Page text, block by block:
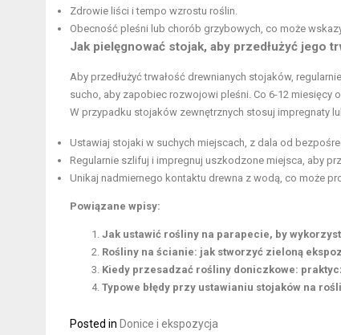
Zdrowie liści i tempo wzrostu roślin.
Obecność pleśni lub chorób grzybowych, co może
Jak pielęgnować stojak, aby przedłużyć jego
Aby przedłużyć trwałość drewnianych stojaków,
sucho, aby zapobiec rozwojowi pleśni. Co 6-12
W przypadku stojaków zewnętrznych stosuj impregnaty
Ustawiaj stojaki w suchych miejscach, z dala od
Regularnie szlifuj i impregnuj uszkodzone miejsca, aby
Unikaj nadmiernego kontaktu drewna z wodą, co może
Powiązane wpisy:
Jak ustawić rośliny na parapecie, by
Rośliny na ścianie: jak stworzyć zieloną
Kiedy przesadzać rośliny doniczkowe:
Typowe błędy przy ustawianiu stojaków na
Posted in Donice i ekspozycja